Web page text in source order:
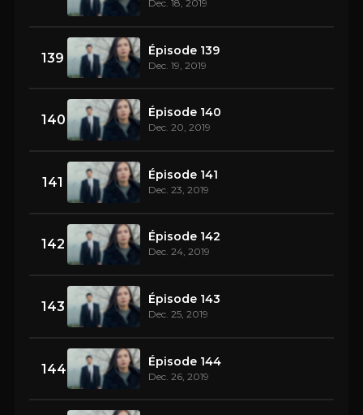
Dec. 18, 2019
139 Épisode 139
Dec. 19, 2019
140 Épisode 140
Dec. 20, 2019
141 Épisode 141
Dec. 23, 2019
142 Épisode 142
Dec. 24, 2019
143 Épisode 143
Dec. 25, 2019
144 Épisode 144
Dec. 26, 2019